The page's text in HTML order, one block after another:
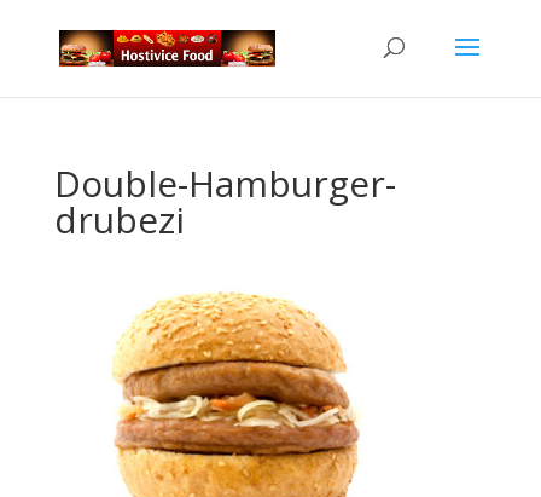
Double-Hamburger-
drubezi